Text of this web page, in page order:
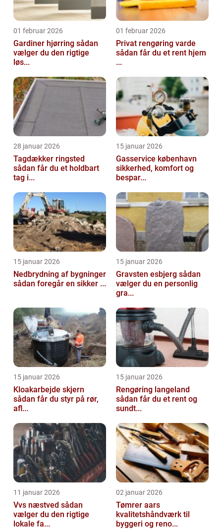
01 februar 2026
Gardiner hjørring sådan
vælger du den rigtige
løs...
01 februar 2026
Privat rengøring varde
sådan får du et rent hjem
...
28 januar 2026
Tagdækker ringsted
sådan får du et holdbart
tag i...
15 januar 2026
Gasservice københavn
sikkerhed, komfort og
bespar...
15 januar 2026
Nedbrydning af bygninger
sådan foregår en sikker ...
15 januar 2026
Gravsten esbjerg sådan
vælger du en personlig
gra...
15 januar 2026
Kloakarbejde skjern
sådan får du styr på rør,
afl...
15 januar 2026
Rengøring langeland
sådan får du et rent og
sundt...
11 januar 2026
Vvs næstved sådan
vælger du den rigtige
lokale fa...
02 januar 2026
Tømrer aars
kvalitetshåndværk til
byggeri og reno...